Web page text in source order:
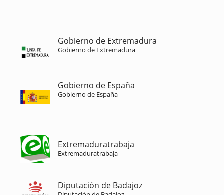
Gobierno de Extremadura
Gobierno de Extremadura
Gobierno de España
Gobierno de España
Extremaduratrabaja
Extremaduratrabaja
Diputación de Badajoz